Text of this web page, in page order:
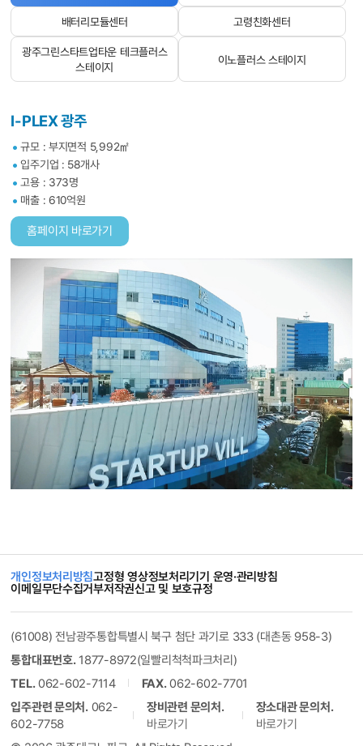
배터리모듈센터 고령친화센터
광주그린스타트업타운 테크플러스
스테이지
이노플러스 스테이지
I-PLEX 광주
규모 : 부지면적 5,992㎡
입주기업 : 58개사
고용 : 373명
매출 : 610억원
홈페이지 바로가기
개인정보처리방침고정형 영상정보처리기기 운영·관리방침
이메일무단수집거부저작권신고 및 보호규정
(61008) 전남광주통합특별시 북구 첨단 과기로 333 (대촌동 958-3)
통합대표번호.1877-8972(일빨리척척파크처리)
TEL.062-602-7114 FAX.062-602-7701
입주관련 문의처.062-
602-7758
장비관련 문의처.
바로가기
장소대관 문의처.
바로가기